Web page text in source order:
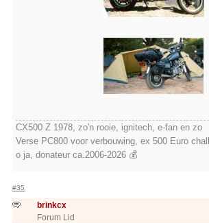
CX500 Z 1978, zo'n rooie, ignitech, e-fan en zo
Verse PC800 voor verbouwing, ex 500 Euro
o ja, donateur ca.2006-2026 💰
#35
brinkcx
Forum Lid